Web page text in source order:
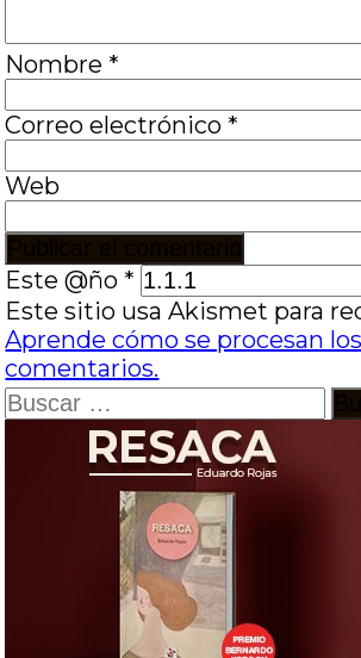
Nombre *
Correo electrónico *
Web
Este @ño *
Este sitio usa Akismet para
Aprende cómo se procesan
comentarios.
Buscar: